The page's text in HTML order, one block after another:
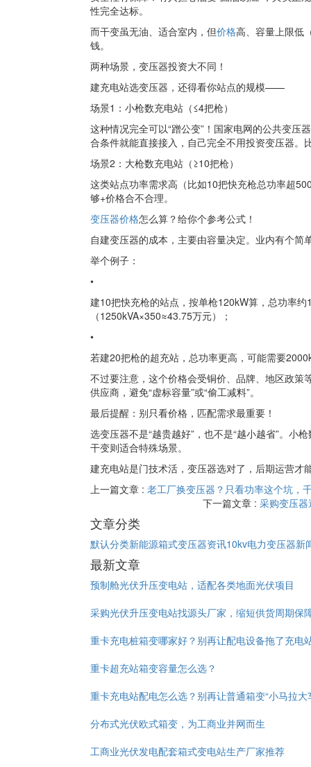
性完全达标。
而干变虽无油、适合室内，但价格高、容量上限低
钱。
两种场景，变压器投资大不同！
建充电站选变压器，还得看你站点的规模——
场景1：小枪数充电站（≤4把枪）
这种情况完全可以“蹭公变”！国家电网的公共变压
合条件就能直接接入，自己完全不用投资变压器
场景2：大枪数充电站（≥10把枪）
这类站点功率需求高（比如10把快充枪总功率超
够+价格合不合理。
变压器价格怎么算？给你个参考公式！
自建变压器的成本，主要由容量决定。业内有个
举个例子：
•
建10把快充枪的站点，按单枪120kW算，总功率
（1250kVA×350≈43.75万元）；
•
若建20把枪的超充站，总功率更高，可能需要
不过要注意，这个价格会受铜价、品牌、地区政
供应商，避免“虚标容量”或“偷工减料”。
最后提醒：别只看价格，匹配需求最重要！
选变压器不是“越贵越好”，也不是“越小越省”。小
干变则适合特殊场景。
建充电站是门技术活，变压器选对了，后期运营
上一篇文章 : 老工厂换变压器？只看功率这个坑，
下一篇文章 : 采购变压
文章分类
默认分类新能源箱式变压器资讯10kv电力变压器新
最新文章
预制舱光伏升压变电站，适配各类地面光伏项目
采购光伏升压变电站找源头厂家，缩短供货周期保
重卡充电桩箱变哪家好？别再让配电设备拖了充电
重卡超充站箱变容量怎么选？
重卡充电站配电怎么选？别再让普通箱变“小马拉大
分布式光伏欧式箱变，为工商业并网而生
工商业光伏发电配套箱式变电站生产厂家推荐